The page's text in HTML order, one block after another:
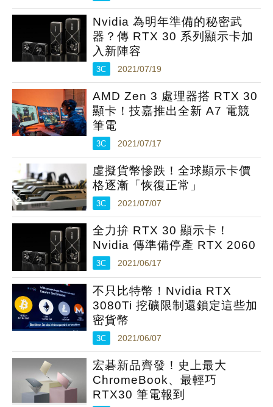
Nvidia 為明年準備的秘密武
器？傳 RTX 30 系列顯示卡加
入新陣容
3C 2021/07/19
AMD Zen 3 處理器搭 RTX 30
顯卡！技嘉推出全新 A7 電競
筆電
3C 2021/07/17
虛擬貨幣慘跌！全球顯示卡價
格逐漸「恢復正常」
3C 2021/07/07
全力拚 RTX 30 顯示卡！
Nvidia 傳準備停產 RTX 2060
3C 2021/06/17
不只比特幣！Nvidia RTX
3080Ti 挖礦限制還鎖定這些加
密貨幣
3C 2021/06/07
宏碁新品齊發！史上最大
ChromeBook、最輕巧
RTX30 筆電報到